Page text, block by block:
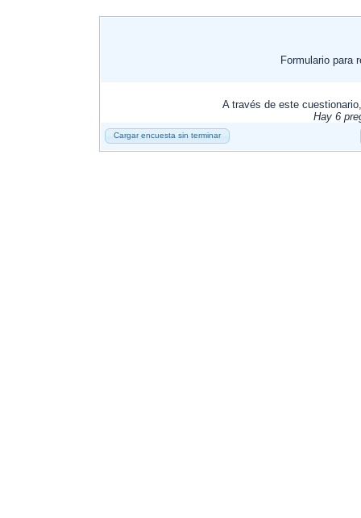
Formulario para
A través de este
Hay 6
Cargar encuesta sin terminar